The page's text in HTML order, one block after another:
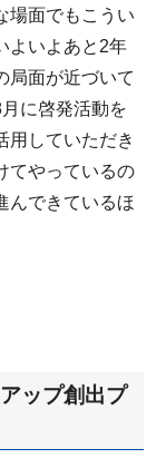
場面でもこうい
よいよあと2年
局面が近づいて
に啓発活動を
用していただき
てやっているの
んできているほ
ップ創出プ